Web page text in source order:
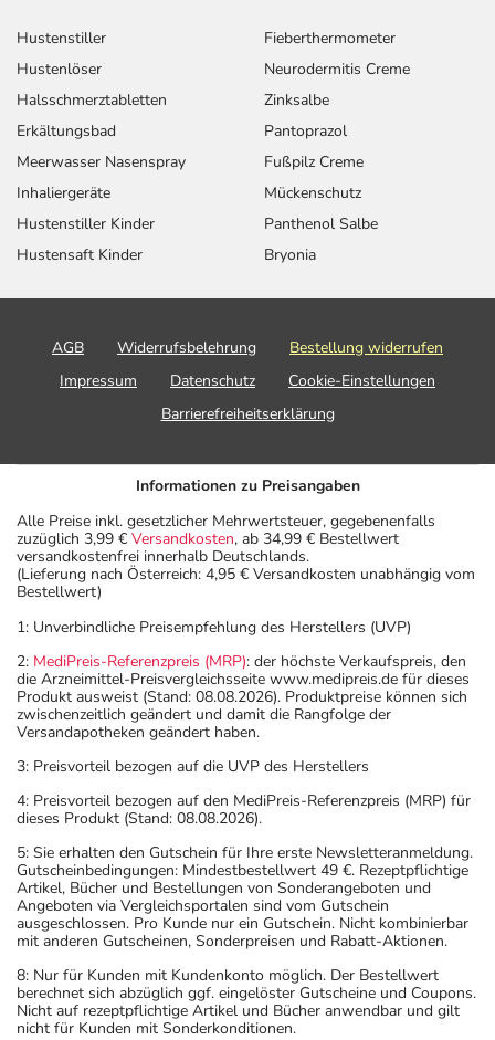
Hustenstiller
Hustenlöser
Halsschmerztabletten
Erkältungsbad
Meerwasser Nasenspray
Inhaliergeräte
Hustenstiller Kinder
Hustensaft Kinder
Fieberthermometer
Neurodermitis Creme
Zinksalbe
Pantoprazol
Fußpilz Creme
Mückenschutz
Panthenol Salbe
Bryonia
AGB Widerrufsbelehrung
Bestellung widerrufen
Impressum
Datenschutz
Cookie-Einstellungen
Barrierefreiheitserklärung
Informationen zu Preisangaben
Alle Preise inkl. gesetzlicher Mehrwertsteuer, gegebenenfalls
zuzüglich 3,99 € Versandkosten, ab 34,99 € Bestellwert
versandkostenfrei innerhalb Deutschlands.
(Lieferung nach Österreich: 4,95 € Versandkosten unabhängig vom
Bestellwert)
1: Unverbindliche Preisempfehlung des Herstellers (UVP)
2: MediPreis-Referenzpreis (MRP): der höchste Verkaufspreis, den
die Arzneimittel-Preisvergleichsseite www.medipreis.de für dieses
Produkt ausweist (Stand: 08.08.2026). Produktpreise können sich
zwischenzeitlich geändert und damit die Rangfolge der
Versandapotheken geändert haben.
3: Preisvorteil bezogen auf die UVP des Herstellers
4: Preisvorteil bezogen auf den MediPreis-Referenzpreis (MRP) für
dieses Produkt (Stand: 08.08.2026).
5: Sie erhalten den Gutschein für Ihre erste Newsletteranmeldung.
Gutscheinbedingungen: Mindestbestellwert 49 €. Rezeptpflichtige
Artikel, Bücher und Bestellungen von Sonderangeboten und
Angeboten via Vergleichsportalen sind vom Gutschein
ausgeschlossen. Pro Kunde nur ein Gutschein. Nicht kombinierbar
mit anderen Gutscheinen, Sonderpreisen und Rabatt-Aktionen.
8: Nur für Kunden mit Kundenkonto möglich. Der Bestellwert
berechnet sich abzüglich ggf. eingelöster Gutscheine und Coupons.
Nicht auf rezeptpflichtige Artikel und Bücher anwendbar und gilt
nicht für Kunden mit Sonderkonditionen.